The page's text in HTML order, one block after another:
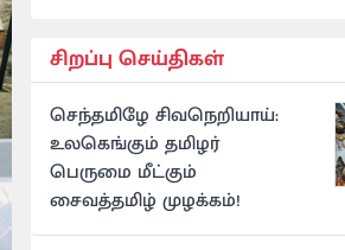
சிறப்பு செய்திகள்
செந்தமிழே சிவநெறியாய்:
உலகெங்கும் தமிழர்
பெருமை மீட்கும்
சைவத்தமிழ் முழக்கம்!